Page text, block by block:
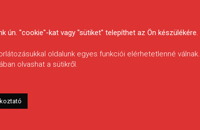
ún. "cookie"-kat vagy "sütiket" telepíthet az Ön készülékére.
oldalunk egyes funkciói elérhetetlenné válnak.
olvashat a sütikről.